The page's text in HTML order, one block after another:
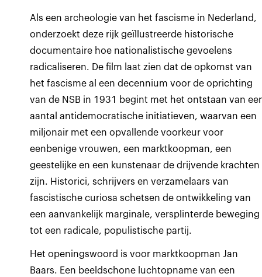
Als een archeologie van het fascisme in Nederland,
onderzoekt deze rijk geïllustreerde historische
documentaire hoe nationalistische gevoelens
radicaliseren. De film laat zien dat de opkomst van
het fascisme al een decennium voor de oprichting
van de NSB in 1931 begint met het ontstaan van
aantal antidemocratische initiatieven, waarvan een
miljonair met een opvallende voorkeur voor
eenbenige vrouwen, een marktkoopman, een
geestelijke en een kunstenaar de drijvende krachten
zijn. Historici, schrijvers en verzamelaars van
fascistische curiosa schetsen de ontwikkeling van
een aanvankelijk marginale, versplinterde beweging
tot een radicale, populistische partij.
Het openingswoord is voor marktkoopman Jan
Baars. Een beeldschone luchtopname van een